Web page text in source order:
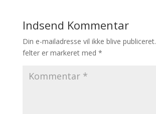
Indsend Kommentar
Din e-mailadresse vil ikke blive publiceret.
felter er markeret med *